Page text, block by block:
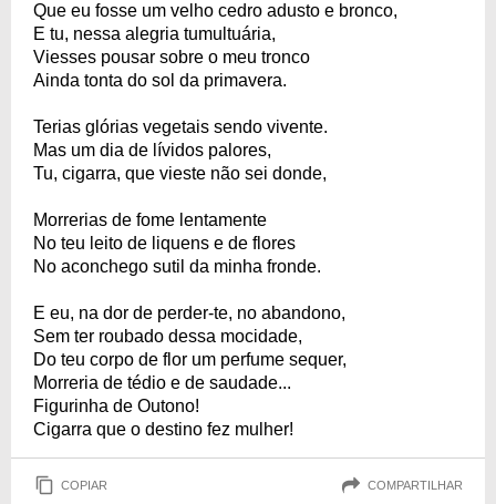
Que eu fosse um velho cedro adusto e bronco,
E tu, nessa alegria tumultuária,
Viesses pousar sobre o meu tronco
Ainda tonta do sol da primavera.
Terias glórias vegetais sendo vivente.
Mas um dia de lívidos palores,
Tu, cigarra, que vieste não sei donde,
Morrerias de fome lentamente
No teu leito de liquens e de flores
No aconchego sutil da minha fronde.
E eu, na dor de perder-te, no abandono,
Sem ter roubado dessa mocidade,
Do teu corpo de flor um perfume sequer,
Morreria de tédio e de saudade...
Figurinha de Outono!
Cigarra que o destino fez mulher!
COPIAR COMPARTILHAR